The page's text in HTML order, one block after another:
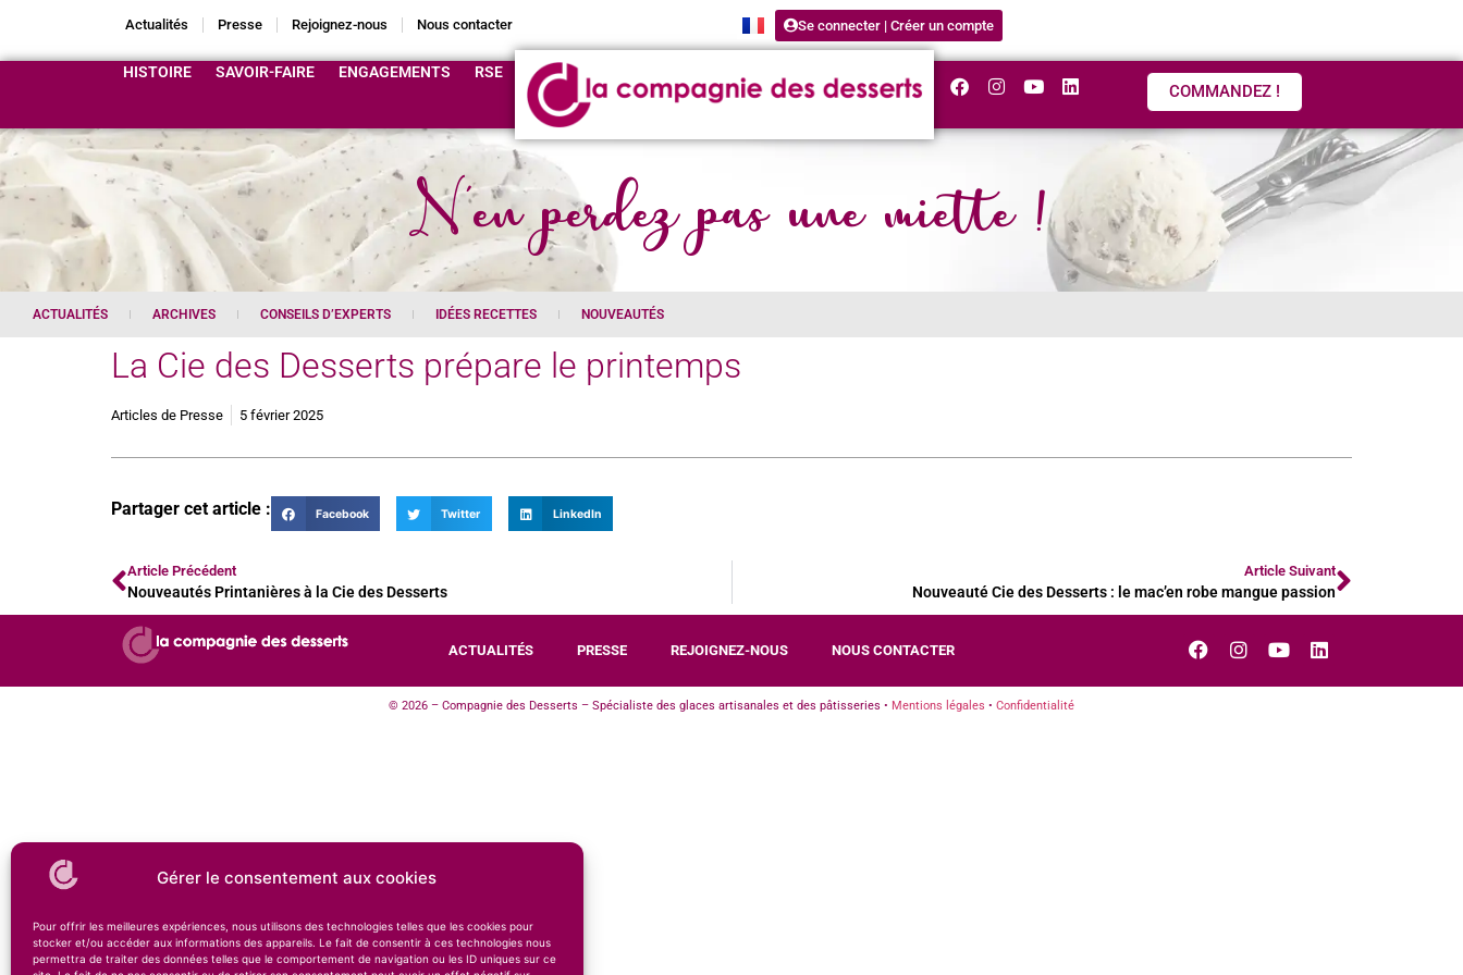
Gérer le consentement aux cookies
Pour offrir les meilleures expériences, nous utilisons des technologies telles que les cookies pour
stocker et/ou accéder aux informations des appareils. Le fait de consentir à ces technologies nous
permettra de traiter des données telles que le comportement de navigation ou les ID uniques sur ce
Actualités Presse Rejoignez-nous Nous contacter Se connecter | Créer un compte
HISTOIRE SAVOIR-FAIRE ENGAGEMENTS RSE
COMMANDEZ !
N'en perdez pas une miette !
ACTUALITÉS ARCHIVES CONSEILS D’EXPERTS IDÉES RECETTES NOUVEAUTÉS
La Cie des Desserts prépare le printemps
Articles de Presse 5 février 2025
Partager cet article : Facebook Twitter LinkedIn
Article Précédent
Nouveautés Printanières à la Cie des Desserts
Article Suivant
Nouveauté Cie des Desserts : le mac’en robe mangue passion
ACTUALITÉS PRESSE REJOIGNEZ-NOUS NOUS CONTACTER
© 2026 – Compagnie des Desserts – Spécialiste des glaces artisanales et des pâtisseries • Mentions légales • Confidentialité